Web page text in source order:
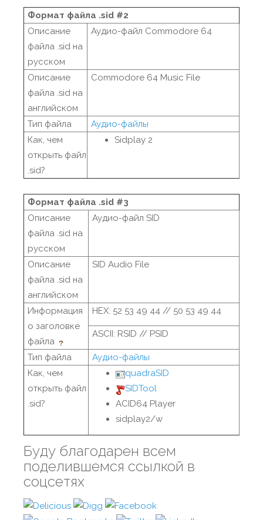
Формат файла .sid #2
Описание
файла .sid на
русском
Аудио-файл Commodore 64
Описание
файла .sid на
английском
Commodore 64 Music File
Тип файла
Аудио-файлы
Как, чем
открыть файл
.sid?
Sidplay 2
Формат файла .sid #3
Описание
файла .sid на
русском
Аудио-файл SID
Описание
файла .sid на
английском
SID Audio File
Информация
о заголовке
файла
HEX: 52 53 49 44 // 50 53 49 44
ASCII: RSID // PSID
Тип файла
Аудио-файлы
Как, чем
открыть файл
.sid?
quadraSID
SIDTool
ACID64 Player
sidplay2/w
Буду благодарен всем
поделившемся ссылкой в
соцсетях